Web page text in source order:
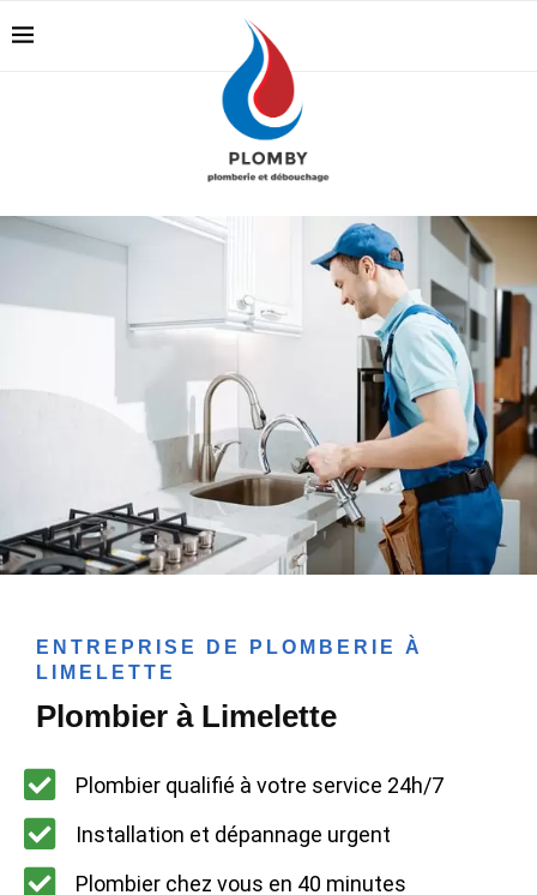
ENTREPRISE DE PLOMBERIE À
LIMELETTE
Plombier à Limelette
Plombier qualifié à votre service 24h/7
Installation et dépannage urgent
Plombier chez vous en 40 minutes